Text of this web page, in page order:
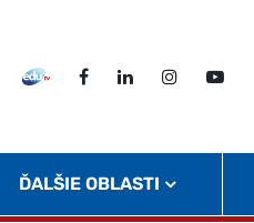
EDU TVFacebookLinkedInInstagram
Twitter
ĎALŠIE OBLASTI